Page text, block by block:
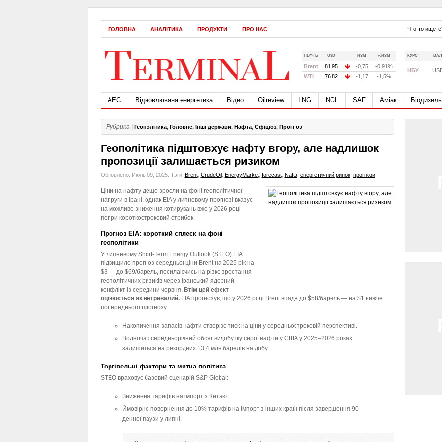
ГОЛОВНА АНАЛІТИКА ПРОДУКТИ ПРО НАС
КУРС ВАЛ
НБУ
НЕФТЬ USD ИЗМ %ИЗМ
Brent 81,95 -0,75
-0,91%
WTI
76,82 -1,17 -1,5%
АЕС Відновлювана енергетика Відео Oilreview LNG NGL SAF Аміак Біодизель
Рубрика | Геополітика, Головне, Інші держави, Нафта, Офіціоз, Прогноз
Геополітика підштовхує нафту вгору, але надлишок
пропозиції залишається ризиком
Обновлено: Июль 09, 2025. Тэги: Brent, CrudeOil, EnergyMarket, forecast, Nafta, енергетичний ринок, прогнози
Ціни на нафту дещо зросли на фоні геополітичної
напруги в Ірані, однак EIA у липневому прогнозі вказує
на можливе зниження котирувань вже у 2026 році
попри короткостроковий стрибок.
Прогноз EIA: короткий сплеск на фоні
геополітики
У липневому Short-Term Energy Outlook (STEO) EIA
підвищило прогноз середньої ціни Brent на 2025 рік на
$3 — до $69/барель, посилаючись на різке зростання
геополітичних ризиків через іранський ядерний
конфлікт із середини червня. Втім цей ефект
оцінюється як нетривалий.EIA прогнозує, що у 2026 році Brent впаде до $58/барель — на $1 нижче
попереднього прогнозу.
Накопичення запасів нафти створює тиск на ціни у середньостроковій перспективі.
Водночас середньорічний обсяг видобутку сирої нафти у США у 2025–2026 роках
залишиться на рекордних 13,4 млн барелів на добу.
Торгівельні фактори та митна політика
STEO враховує базовий сценарій S&P Global:
Зниження тарифів на імпорт з Китаю.
Ймовірне повернення до 10% тарифів на імпорт з інших країн після завершення 90-
денної паузи у липні.